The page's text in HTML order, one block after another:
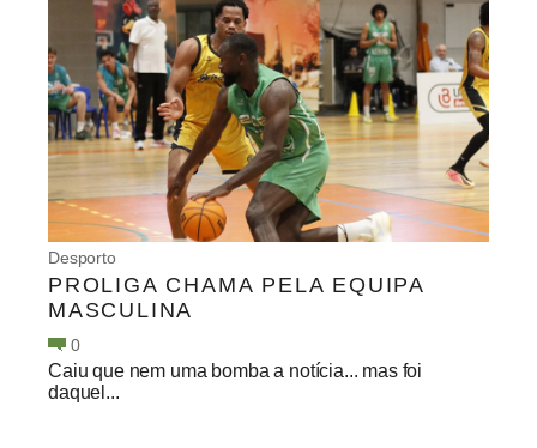
Desporto
PROLIGA CHAMA PELA EQUIPA
MASCULINA
0
Caiu que nem uma bomba a notícia... mas foi
daquel...